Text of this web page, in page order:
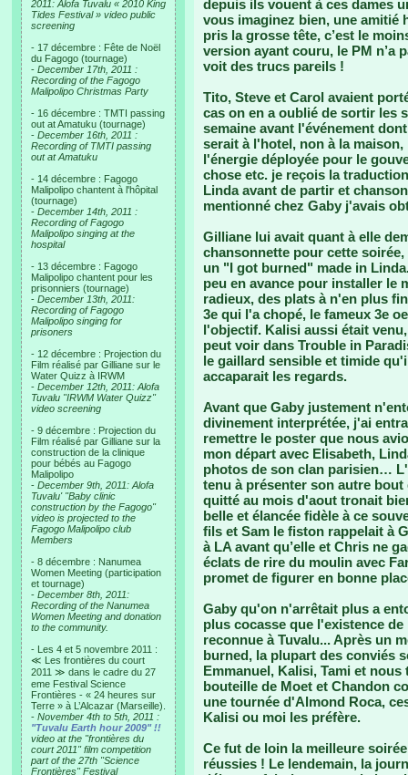
2011: Alofa Tuvalu « 2010 King
Tides Festival » video public
screening
- 17 décembre : Fête de Noël
du Fagogo (tournage)
- December 17th, 2011 :
Recording of the Fagogo
Malipolipo Christmas Party
- 16 décembre : TMTI passing
out at Amatuku (tournage)
- December 16th, 2011 :
Recording of TMTI passing
out at Amatuku
- 14 décembre : Fagogo
Malipolipo chantent à l'hôpital
(tournage)
- December 14th, 2011 :
Recording of Fagogo
Malipolipo singing at the
hospital
- 13 décembre : Fagogo
Malipolipo chantent pour les
prisonniers (tournage)
- December 13th, 2011:
Recording of Fagogo
Malipolipo singing for
prisoners
- 12 décembre : Projection du
Film réalisé par Gilliane sur le
Water Quizz à IRWM
- December 12th, 2011: Alofa
Tuvalu "IRWM Water Quizz"
video screening
- 9 décembre : Projection du
Film réalisé par Gilliane sur la
construction de la clinique
pour bébés au Fagogo
Malipolipo
- December 9th, 2011: Alofa
Tuvalu' "Baby clinic
construction by the Fagogo"
video is projected to the
Fagogo Malipolipo club
Members
- 8 décembre : Nanumea
Women Meeting (participation
et tournage)
- December 8th, 2011:
Recording of the Nanumea
Women Meeting and donation
to the community.
- Les 4 et 5 novembre 2011 :
≪ Les frontières du court
2011 ≫ dans le cadre du 27
eme Festival Science
Frontières - « 24 heures sur
Terre » à L’Alcazar (Marseille).
- November 4th to 5th, 2011 :
"Tuvalu Earth hour 2009" !!
video at the "frontières du
court 2011" film competition
part of the 27th "Science
Frontières" Festival
depuis ils vouent à ces dames
vous imaginez bien, une amitié
pris la grosse tête, c’est le
version ayant couru, le PM n’a
voit des trucs pareils !
Tito, Steve et Carol avaient
cas on en a oublié de sortir les
semaine avant l'événement
serait à l'hotel, non à la
l'énergie déployée pour le
chose etc. je reçois la
Linda avant de partir et
mentionné chez Gaby j'avais
Gilliane lui avait quant à elle
chansonnette pour cette soirée,
un "I got burned" made in
peu en avance pour installer le
radieux, des plats à n'en plus
3e qui l'a chopé, le fameux 3e
l'objectif. Kalisi aussi était
peut voir dans Trouble in
le gaillard sensible et timide
accaparait les regards.
Avant que Gaby justement
divinement interprétée, j'ai
remettre le poster que nous
mon départ avec Elisabeth,
photos de son clan parisien…
tenu à présenter son autre
quitté au mois d'aout tronait
belle et élancée fidèle à ce
fils et Sam le fiston rappelait à
à LA avant qu’elle et Chris ne
éclats de rire du moulin avec
promet de figurer en bonne
Gaby qu'on n'arrêtait plus a
plus cocasse que l'existence
reconnue à Tuvalu... Après un
burned, la plupart des conviés
Emmanuel, Kalisi, Tami et
bouteille de Moet et Chandon
une tournée d'Almond Roca,
Kalisi ou moi les préfère.
Ce fut de loin la meilleure
réussies ! Le lendemain, la